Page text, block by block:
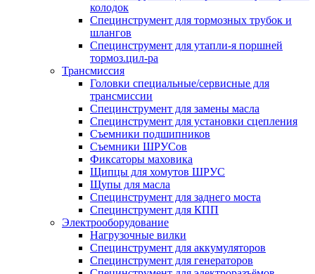
колодок
Специнструмент для тормозных трубок и
шлангов
Специнструмент для утапли-я поршней
тормоз.цил-ра
Трансмиссия
Головки специальные/сервисные для
трансмиссии
Специнструмент для замены масла
Специнструмент для установки сцепления
Съемники подшипников
Съемники ШРУСов
Фиксаторы маховика
Щипцы для хомутов ШРУС
Щупы для масла
Специнструмент для заднего моста
Специнструмент для КПП
Электрооборудование
Нагрузочные вилки
Специнструмент для аккумуляторов
Специнструмент для генераторов